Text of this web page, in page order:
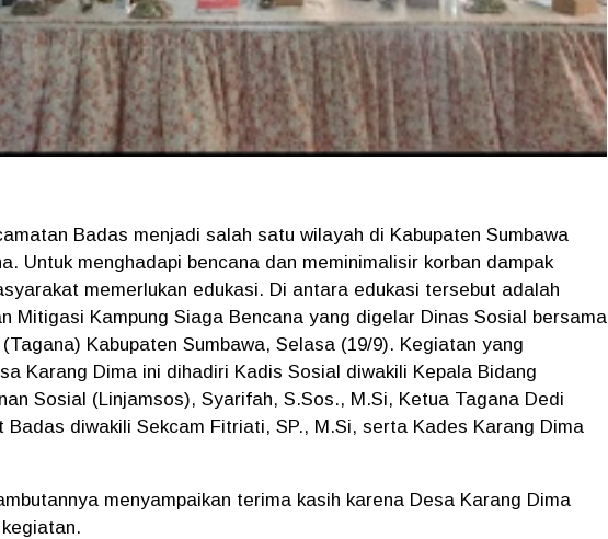
Badas menjadi salah satu wilayah di Kabupaten Sumbawa
Untuk menghadapi bencana dan meminimalisir korban dampak
memerlukan edukasi. Di antara edukasi tersebut adalah
Mitigasi Kampung Siaga Bencana yang digelar Dinas Sosial bersama
Kabupaten Sumbawa, Selasa (19/9). Kegiatan yang
Karang Dima ini dihadiri Kadis Sosial diwakili Kepala Bidang
Sosial (Linjamsos), Syarifah, S.Sos., M.Si, Ketua Tagana Dedi
Badas diwakili Sekcam Fitriati, SP., M.Si, serta Kades Karang Dima
menyampaikan terima kasih karena Desa Karang Dima